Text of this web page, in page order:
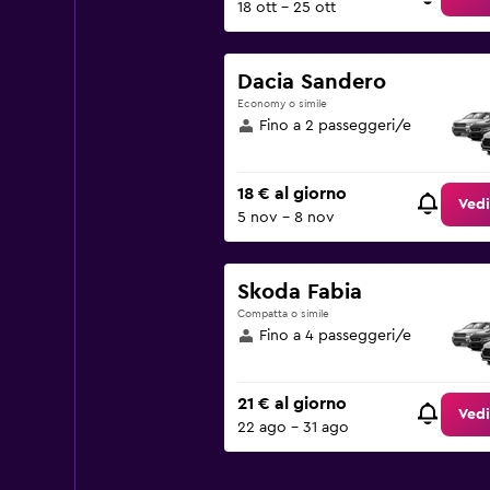
18 ott - 25 ott
Dacia Sandero
Economy o simile
Fino a 2 passeggeri/e
18 € al giorno
5 nov - 8 nov
Skoda Fabia
Compatta o simile
Fino a 4 passeggeri/e
21 € al giorno
22 ago - 31 ago